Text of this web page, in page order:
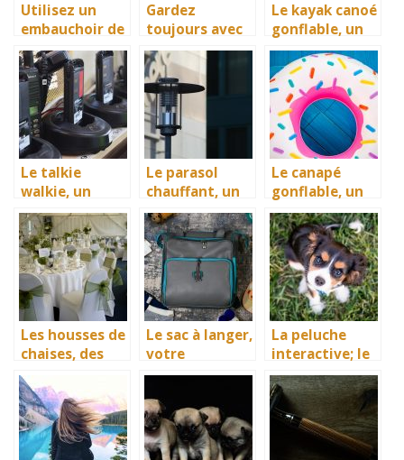
Utilisez un
embauchoir de
chaussure pour
préserver vos
souliers
Gardez
toujours avec
vous un
numéro de
garagiste
Le kayak canoé
gonflable, un
bon
équipement de
divertissement
nautique
Le talkie
walkie, un
moyen de
communicatio
n pour tous
Le parasol
chauffant, un
accessoire
idéal de
diffusion de la
chaleur
Le canapé
gonflable, un
meuble par
excellence
pour une
bonne détente
Les housses de
chaises, des
accessoires
idéals pour
protéger vos
investissement
s
Le sac à langer,
votre
partenaire
vos sorties
avec bébé
La peluche
interactive; le
meilleur
cadeau pour
votre enfant